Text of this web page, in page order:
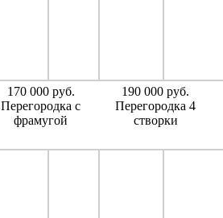
170 000 руб.
Перегородка с
фрамугой
190 000 руб.
Перегородка 4
створки